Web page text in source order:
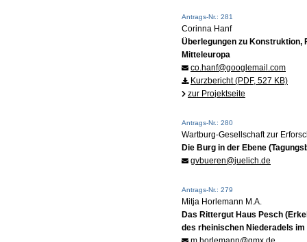
Antrags-Nr.: 281
Corinna Hanf
Überlegungen zu Konstruktion,
Mitteleuropa
co.hanf@googlemail.com
Kurzbericht (PDF, 527 KB)
zur Projektseite
Antrags-Nr.: 280
Wartburg-Gesellschaft zur
Die Burg in der Ebene
gvbueren@juelich.de
Antrags-Nr.: 279
Mitja Horlemann M.A.
Das Rittergut Haus Pesch
des rheinischen Niederadels